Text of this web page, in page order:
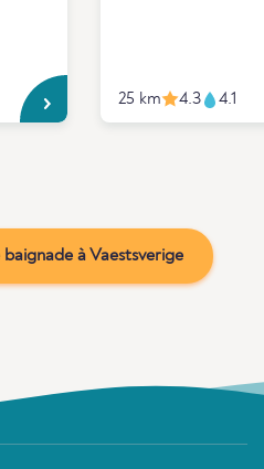
25 km 4.3 4.1
à Vaestsverige